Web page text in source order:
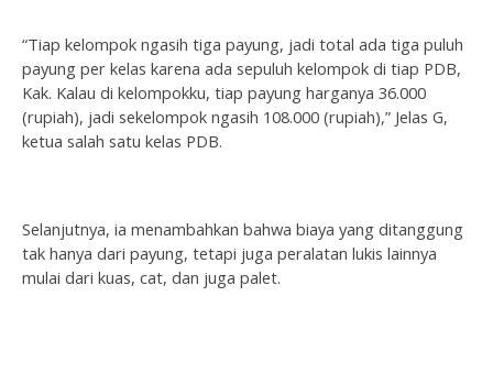
“Tiap kelompok ngasih tiga payung, jadi total ada tiga puluh
payung per kelas karena ada sepuluh kelompok di tiap PDB,
Kak. Kalau di kelompokku, tiap payung harganya 36.000
(rupiah), jadi sekelompok ngasih 108.000 (rupiah),” Jelas G,
ketua salah satu kelas PDB.
Selanjutnya, ia menambahkan bahwa biaya yang ditanggung
tak hanya dari payung, tetapi juga peralatan lukis lainnya
mulai dari kuas, cat, dan juga palet.